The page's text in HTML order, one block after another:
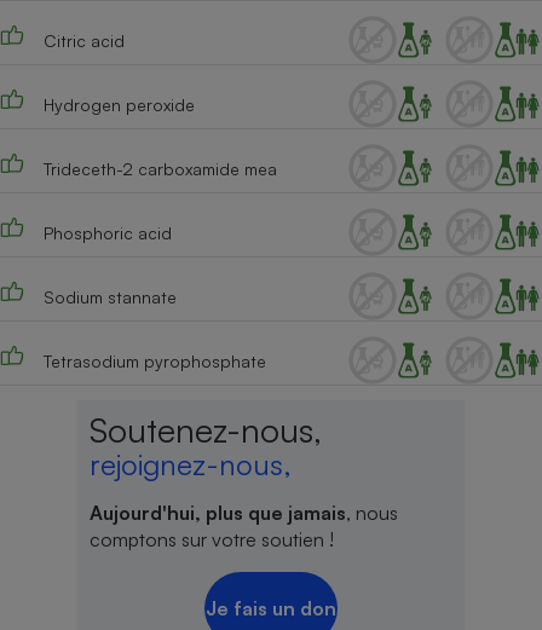
Citric acid
Hydrogen peroxide
Trideceth-2 carboxamide mea
Phosphoric acid
Sodium stannate
Tetrasodium pyrophosphate
Soutenez-nous,
rejoignez-nous,
Aujourd'hui, plus que jamais, nous
comptons sur votre soutien !
Je fais un don